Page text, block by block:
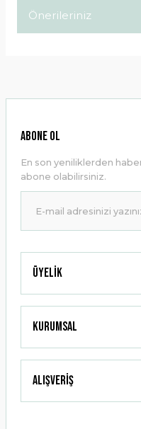
Önerileriniz
Ürün resmi kalitesiz,
Ürün bilgilerinde hatalar
Ürün fiyatı diğer
Bu ürüne benzer farklı
Üyelik
Kurumsal
Alışveriş
ABONE OL
En son yeniliklerden
abone olabilirsiniz.